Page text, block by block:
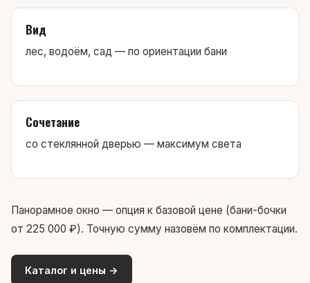
Вид
лес, водоём, сад — по ориентации бани
Сочетание
со стеклянной дверью — максимум света
Панорамное окно — опция к базовой цене (бани-бочки
от 225 000 ₽). Точную сумму назовём по комплектации.
Каталог и цены →